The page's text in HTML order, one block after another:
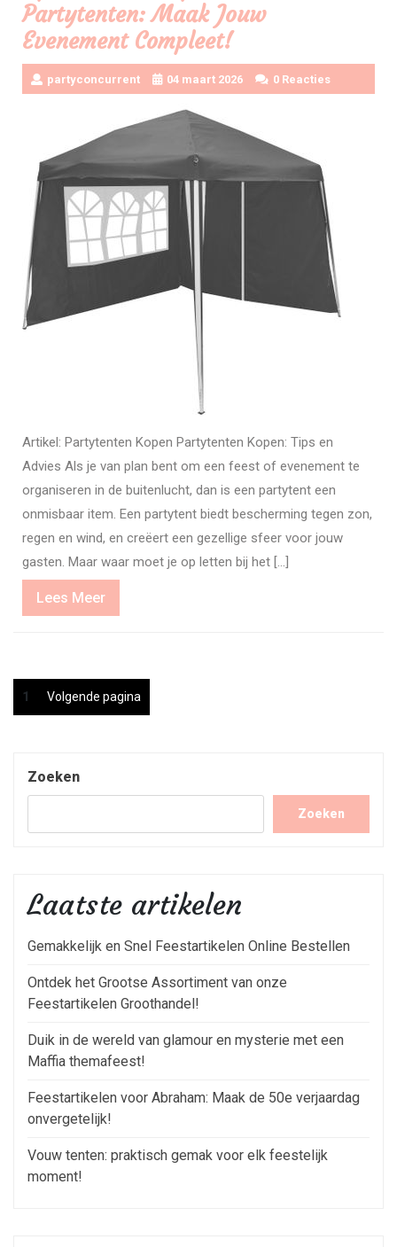
Partytenten: Maak Jouw
Evenement Compleet!
partyconcurrent 04 maart 2026 0 Reacties
Artikel: Partytenten Kopen Partytenten Kopen: Tips en
Advies Als je van plan bent om een feest of evenement te
organiseren in de buitenlucht, dan is een partytent een
onmisbaar item. Een partytent biedt bescherming tegen zon,
regen en wind, en creëert een gezellige sfeer voor jouw
gasten. Maar waar moet je op letten bij het […]
Lees MeerLees
Meer
Berichten
Pagina
1 Volgende pagina
Zoeken
Zoeken
Laatste artikelen
Gemakkelijk en Snel Feestartikelen Online Bestellen
Ontdek het Grootse Assortiment van onze
Feestartikelen Groothandel!
Duik in de wereld van glamour en mysterie met een
Maffia themafeest!
Feestartikelen voor Abraham: Maak de 50e verjaardag
onvergetelijk!
Vouw tenten: praktisch gemak voor elk feestelijk
moment!